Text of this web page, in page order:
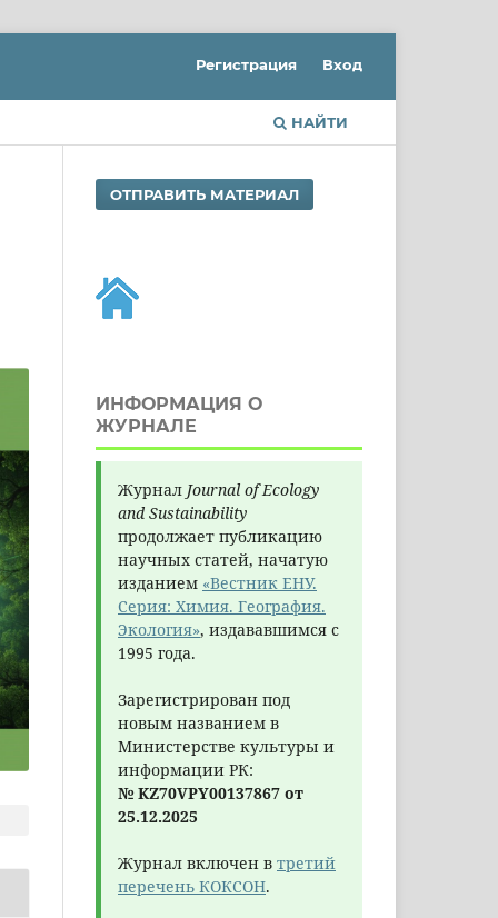
НАЙТИ
Регистрация Вход
ОТПРАВИТЬ МАТЕРИАЛ
ИНФОРМАЦИЯ О
ЖУРНАЛЕ
Журнал Journal of Ecology
and Sustainability
продолжает публикацию
научных статей, начатую
изданием «Вестник ЕНУ.
Серия: Химия. География.
Экология», издававшимся с
1995 года.
Зарегистрирован под
новым названием в
Министерстве культуры и
информации РК:
№ KZ70VPY00137867 от
25.12.2025
Журнал включен в третий
перечень КОКСОН.